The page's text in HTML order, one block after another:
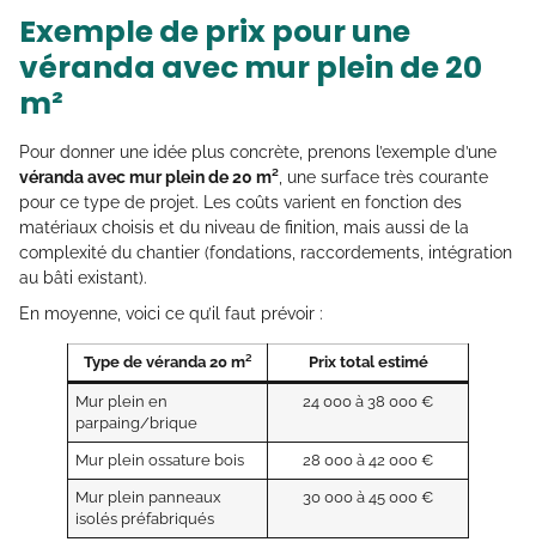
Exemple de prix pour une
véranda avec mur plein de 20
m²
Pour donner une idée plus concrète, prenons l’exemple d’une
véranda avec mur plein de 20 m² , une surface très courante
pour ce type de projet. Les coûts varient en fonction des
matériaux choisis et du niveau de finition, mais aussi de la
complexité du chantier (fondations, raccordements, intégration
au bâti existant).
En moyenne, voici ce qu’il faut prévoir :
Type de véranda 20 m² Prix total estimé
Mur plein en
parpaing/brique
24 000 à 38 000 €
Mur plein ossature bois 28 000 à 42 000 €
Mur plein panneaux
isolés préfabriqués
30 000 à 45 000 €